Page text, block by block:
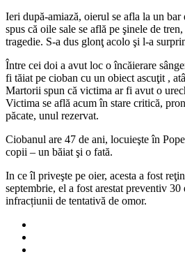
Ieri după-amiază, oierul se afla la un
spus că oile sale se află pe şinele de
tragedie. S-a dus glonţ acolo şi l-a
Între cei doi a avut loc o încăierare
fi tăiat pe cioban cu un obiect ascuţit ,
Martorii spun că victima ar fi avut o
Victima se află acum în stare critică,
păcate, unul rezervat.
Ciobanul are 47 de ani, locuieşte în
copii – un băiat şi o fată.
In ce îl priveşte pe oier, acesta a fost
septembrie, el a fost arestat preventiv 30
infracțiunii de tentativă de omor.